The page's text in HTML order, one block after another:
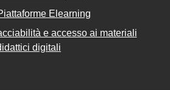
Elearning
e accesso ai materiali
digitali